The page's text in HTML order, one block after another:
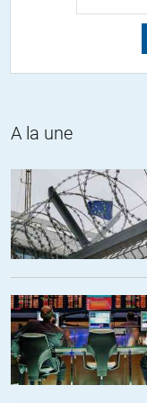
Alex Hanin
On est encore une fois
répartition «
caissière devaient
C’est vrai, la
métier est plus
+3
A la une